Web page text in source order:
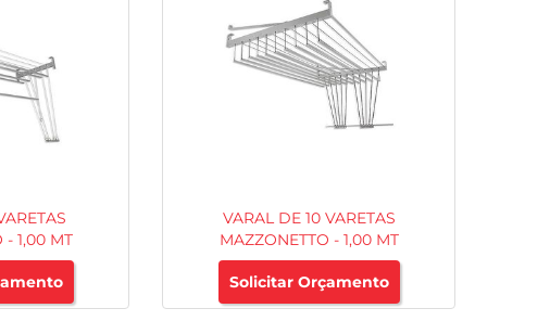
- 1,00 MT
VARAL DE 10 VARETAS
MAZZONETTO - 1,00 MT
Solicitar Orçamento